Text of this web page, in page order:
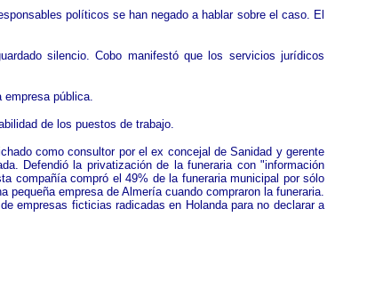
políticos se han negado a hablar sobre el caso. El
silencio. Cobo manifestó que los servicios jurídicos
pública.
de los puestos de trabajo.
como consultor por el ex concejal de Sanidad y gerente
Defendió la privatización de la funeraria con "información
compañía compró el 49% de la funeraria municipal por sólo
empresa de Almería cuando compraron la funeraria.
empresas ficticias radicadas en Holanda para no declarar a